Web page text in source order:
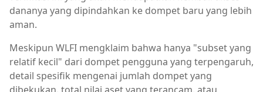
dananya yang dipindahkan ke dompet baru yang lebih
aman.
Meskipun WLFI mengklaim bahwa hanya "subset yang
relatif kecil" dari dompet pengguna yang terpengaruh,
detail spesifik mengenai jumlah dompet yang